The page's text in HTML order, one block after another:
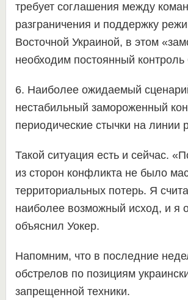
требует соглашения между
разграничения и поддержку
Восточной Украиной, в этом
необходим постоянный
6. Наиболее ожидаемый
нестабильный замороженный
периодические стычки на линии
Такой ситуация есть и сейчас.
из сторон конфликта не было
территориальных потерь. Я
наиболее возможный исход, и я
объяснил Уокер.
Напомним, что в последние
обстрелов по позициям
запрещенной техники.